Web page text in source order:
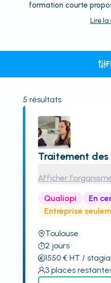
formation courte
Lire la
5 résultats
Traitement
Afficher
Qualiopi En
Entreprise
Toulouse
2 jours
1550€ HT /
3 places